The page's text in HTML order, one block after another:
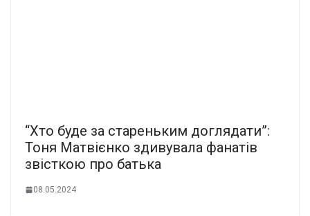
“Хто буде за стареньким доглядати”:
Тоня Матвієнко здивувала фанатів
звісткою про батька
08.05.2024